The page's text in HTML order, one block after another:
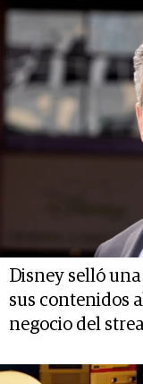
Disney selló
sus contenidos
negocio del